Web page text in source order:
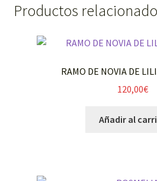
Productos
RAMO DE NOVIA DE
120,00€
Añadir al